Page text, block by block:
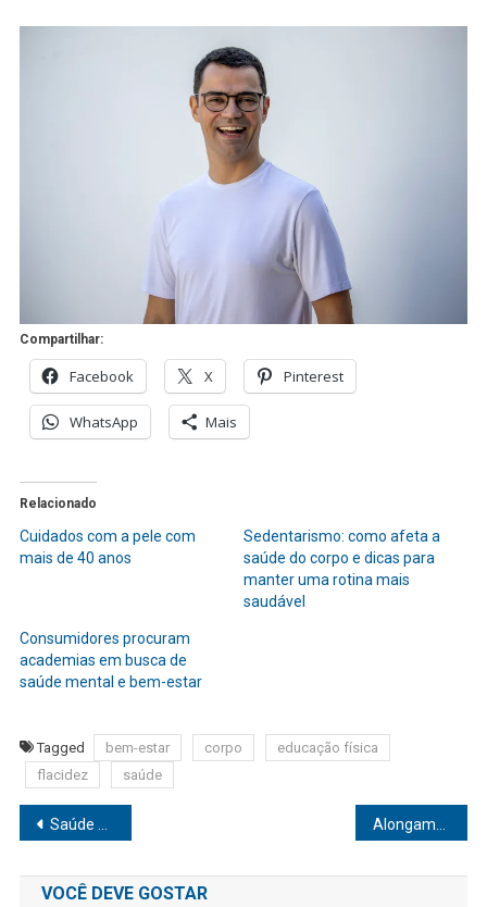
Compartilhar:
Facebook X Pinterest
WhatsApp Mais
Relacionado
Cuidados com a pele com
mais de 40 anos
Sedentarismo: como afeta a
saúde do corpo e dicas para
manter uma rotina mais
saudável
Consumidores procuram
academias em busca de
saúde mental e bem-estar
Tagged bem-estar corpo
educação física
flacidez
saúde
Navegação
de
Saúde vascular da mulher: Diagnóstico precoce e tratamento apropriado protegem
VOCÊ DEVE GOSTAR